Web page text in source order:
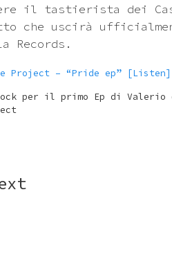
il tastierista dei
che uscirà
Records.
Project – “Pride ep”
per il primo Ep di